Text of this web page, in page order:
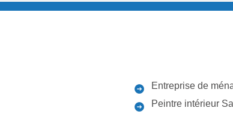
Entreprise de
Peintre intérieur